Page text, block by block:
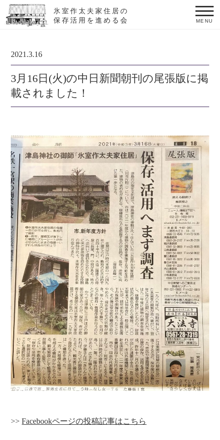
氷室作太夫家住居の
保存活用を進める会
MENU
2021.3.16
3月16日(火)の中日新聞朝刊の尾張版に掲
載されました！
>>Facebookページの投稿記事はこちら